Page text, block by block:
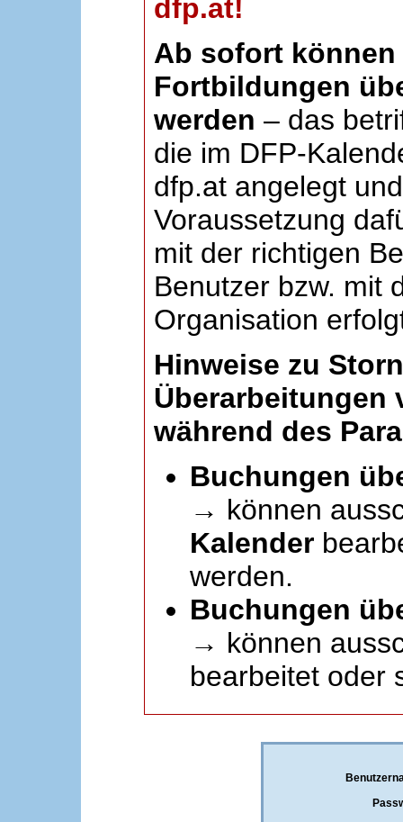
dfp.at!
Ab sofort können
Fortbildungen
werden – das
die im DFP-
dfp.at angelegt
Voraussetzung
mit der richtigen
Benutzer bzw. mit
Organisation
Hinweise zu
Überarbeitungen
während des
Buchungen
→ können
Kalender
werden.
Buchungen
→ können
bearbeitet oder